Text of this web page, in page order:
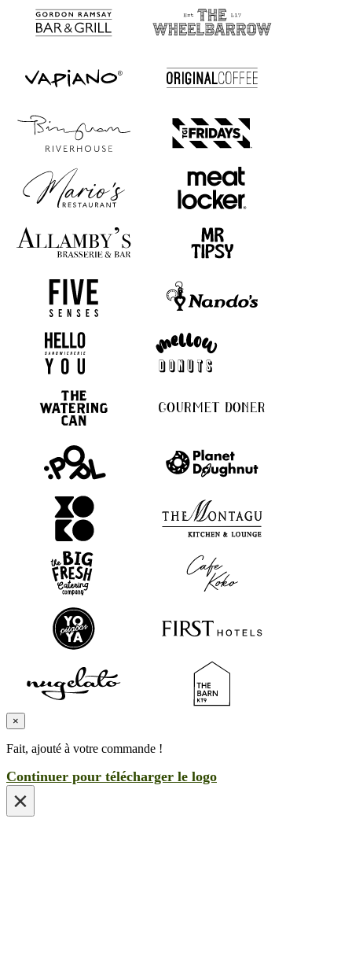
×
Fait, ajouté à votre commande !
Continuer pour télécharger le logo
×